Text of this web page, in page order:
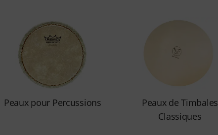
Peaux pour Percussions
Peaux de Timbales
Classiques